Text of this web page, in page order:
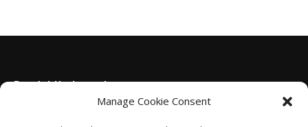
Manage Cookie Consent
Produktkategorien